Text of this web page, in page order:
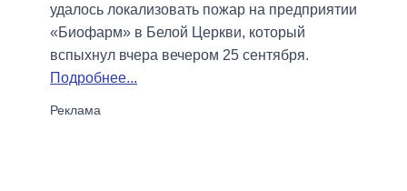
удалось локализовать пожар на предприятии
«Биофарм» в Белой Церкви, который
вспыхнул вчера вечером 25 сентября.
Подробнее...